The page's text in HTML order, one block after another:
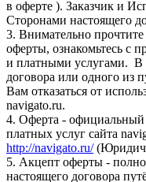
в оферте ). Заказчик и
Сторонами настоящего
3. Внимательно
оферты, ознакомьтесь с
и платными услугами. В
договора или одного из
Вам отказаться от
navigato.ru.
4. Оферта -
платных услуг сайта
http://navigato.ru/
5. Акцепт оферты -
настоящего договора